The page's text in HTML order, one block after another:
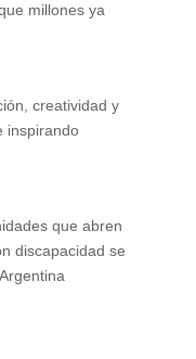
millones ya
creatividad y
inspirando
que abren
discapacidad se